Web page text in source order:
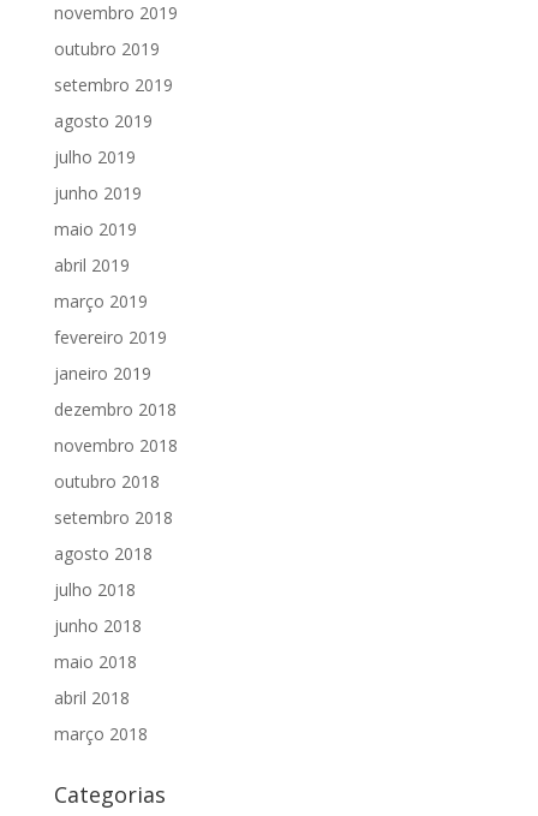
novembro 2019
outubro 2019
setembro 2019
agosto 2019
julho 2019
junho 2019
maio 2019
abril 2019
março 2019
fevereiro 2019
janeiro 2019
dezembro 2018
novembro 2018
outubro 2018
setembro 2018
agosto 2018
julho 2018
junho 2018
maio 2018
abril 2018
março 2018
Categorias